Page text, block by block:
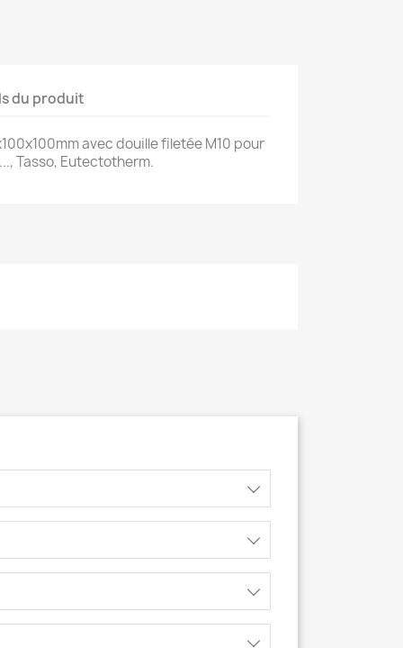
du produit
avec douille filetée M10 pour
Tasso, Eutectotherm.